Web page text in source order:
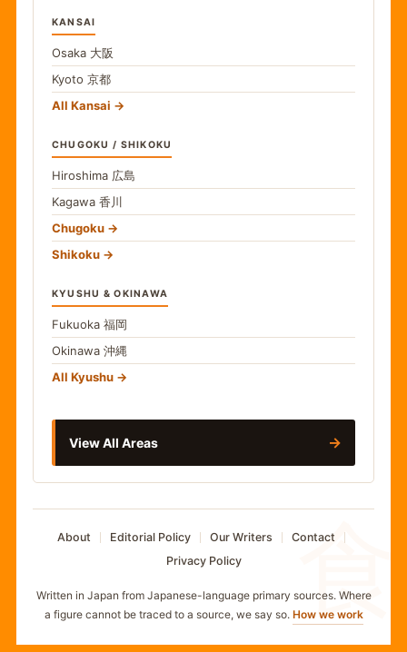
食
KANSAI
Osaka 大阪
Kyoto 京都
All Kansai
CHUGOKU / SHIKOKU
Hiroshima 広島
Kagawa 香川
Chugoku
Shikoku
KYUSHU & OKINAWA
Fukuoka 福岡
Okinawa 沖縄
All Kyushu
View All Areas →
About Editorial Policy Our Writers
Contact
Privacy Policy
Written in Japan from Japanese-language primary sources. Where
a figure cannot be traced to a source, we say so. How we work